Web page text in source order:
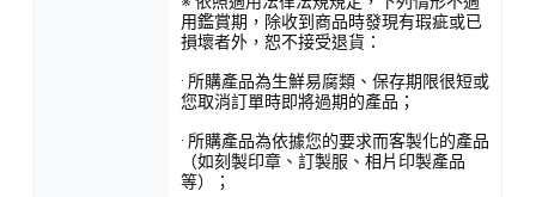
用鑑賞期，除收到商品時發現有瑕疵或已
損壞者外，恕不接受退貨：
· 所購產品為生鮮易腐類、保存期限很短或
您取消訂單時即將過期的產品；
· 所購產品為依據您的要求而客製化的產品
（如刻製印章、訂製服、相片印製產品
等）；